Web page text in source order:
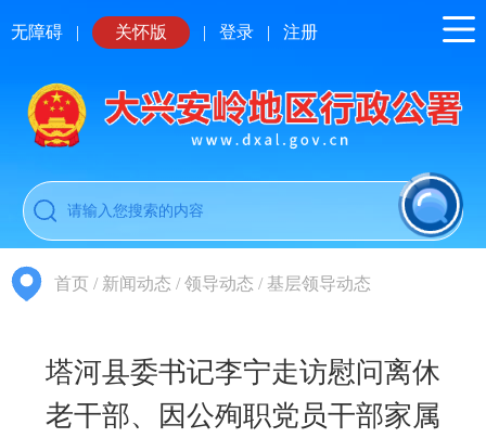
无障碍 | 关怀版 | 登录 | 注册
首页 / 新闻动态 /领导动态 / 基层领导动态
塔河县委书记李宁走访慰问离休
老干部、因公殉职党员干部家属